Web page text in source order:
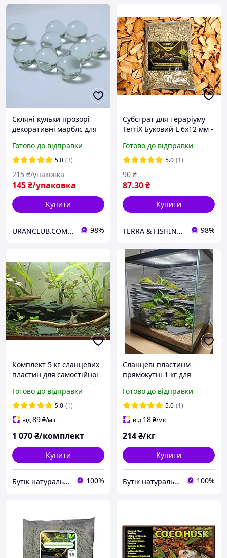
Скляні кульки прозорі
декоративні марблс для
басейну, флористики, ваз,
ландшафтного дизайну
Готово до відправки
5.0 (3)
145₴/упаковка
215 ₴/упаковка
Купити
URANCLUB.COM.UA 98%
Субстрат для тераріуму
TerriX Буковий L 6х12 мм -
Готово до відправки
5.0 (1)
87.30₴
90 ₴
Купити
TERRA & FISHING SHOP 98%
Комплект 5 кг сланцевих
пластин для самостійної
Тераріум)
Готово до відправки
5.0 (1)
від89₴/міс
1 070₴/комплект
Купити
Бутік натурального сланцю. Виробник сланцевого посуду в Україні 100%
Сланцеві пластинм
прямокутні 1 кг для
(Акваріум/Тераріум)
Готово до відправки
5.0 (1)
від 18₴/міс
214₴/кг
Купити
Бутік натурального сланцю. Виробник сланцевого посуду в Україні 100%